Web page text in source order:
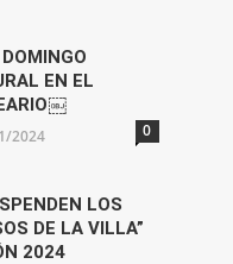
EN EL
2024 0
LOS
DE LA VILLA”
2024